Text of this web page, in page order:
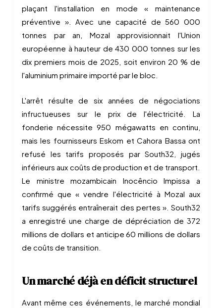
plaçant l'installation en mode « maintenance
préventive ». Avec une capacité de 560 000
tonnes par an, Mozal approvisionnait l'Union
européenne à hauteur de 430 000 tonnes sur les
dix premiers mois de 2025, soit environ 20 % de
l'aluminium primaire importé par le bloc.
L'arrêt résulte de six années de négociations
infructueuses sur le prix de l'électricité. La
fonderie nécessite 950 mégawatts en continu,
mais les fournisseurs Eskom et Cahora Bassa ont
refusé les tarifs proposés par South32, jugés
inférieurs aux coûts de production et de transport.
Le ministre mozambicain Inocêncio Impissa a
confirmé que « vendre l'électricité à Mozal aux
tarifs suggérés entraînerait des pertes ». South32
a enregistré une charge de dépréciation de 372
millions de dollars et anticipe 60 millions de dollars
de coûts de transition.
Un marché déjà en déficit structurel
Avant même ces événements, le marché mondial